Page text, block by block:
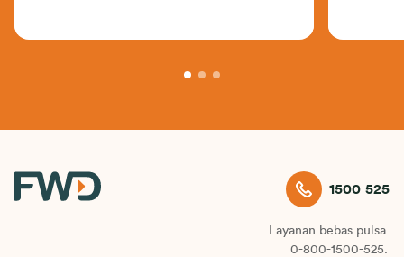
1500 525
Layanan bebas pulsa
0-800-1500-525.